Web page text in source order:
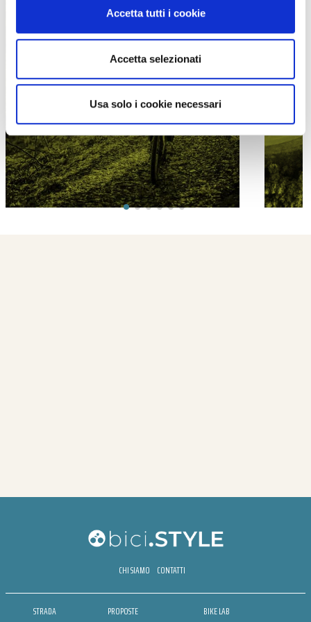
Accetta tutti i cookie
Accetta selezionati
Usa solo i cookie necessari
PROPOSTE
CHI SIAMO CONTATTI
STRADA
PROPOSTE
BIKE LAB